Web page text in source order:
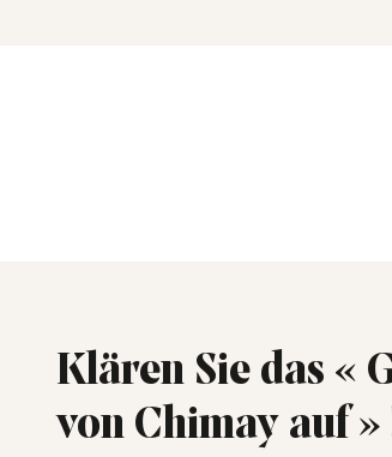
Klären Sie das «
von Chimay auf »